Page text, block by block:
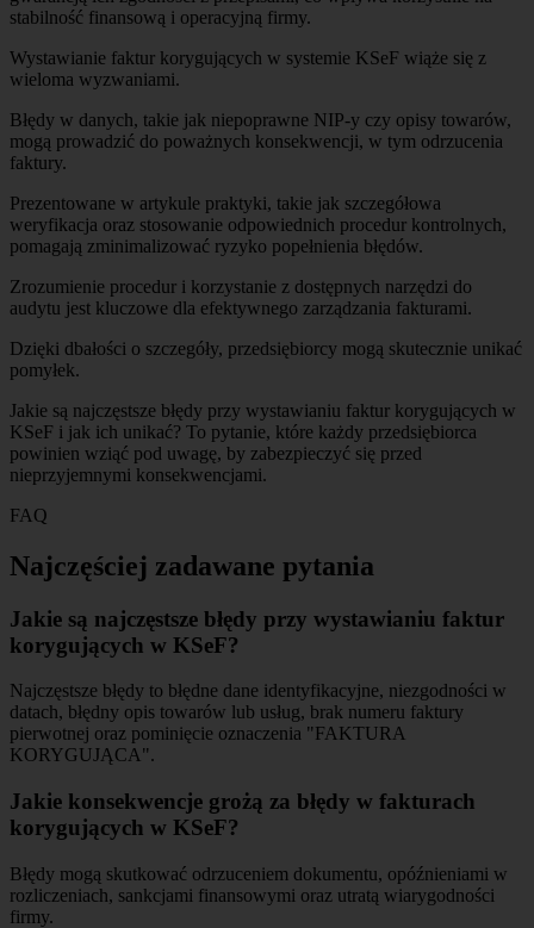
stabilność finansową i operacyjną firmy.
Wystawianie faktur korygujących w systemie KSeF wiąże się z
wieloma wyzwaniami.
Błędy w danych, takie jak niepoprawne NIP-y czy opisy towarów,
mogą prowadzić do poważnych konsekwencji, w tym odrzucenia
faktury.
Prezentowane w artykule praktyki, takie jak szczegółowa
weryfikacja oraz stosowanie odpowiednich procedur kontrolnych,
pomagają zminimalizować ryzyko popełnienia błędów.
Zrozumienie procedur i korzystanie z dostępnych narzędzi do
audytu jest kluczowe dla efektywnego zarządzania fakturami.
Dzięki dbałości o szczegóły, przedsiębiorcy mogą skutecznie unikać
pomyłek.
Jakie są najczęstsze błędy przy wystawianiu faktur korygujących w
KSeF i jak ich unikać? To pytanie, które każdy przedsiębiorca
powinien wziąć pod uwagę, by zabezpieczyć się przed
nieprzyjemnymi konsekwencjami.
FAQ
Najczęściej zadawane pytania
Jakie są najczęstsze błędy przy wystawianiu faktur
korygujących w KSeF?
Najczęstsze błędy to błędne dane identyfikacyjne, niezgodności w
datach, błędny opis towarów lub usług, brak numeru faktury
pierwotnej oraz pominięcie oznaczenia "FAKTURA
KORYGUJĄCA".
Jakie konsekwencje grożą za błędy w fakturach
korygujących w KSeF?
Błędy mogą skutkować odrzuceniem dokumentu, opóźnieniami w
rozliczeniach, sankcjami finansowymi oraz utratą wiarygodności
firmy.